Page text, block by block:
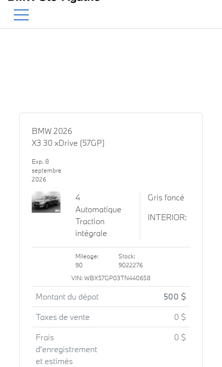
BMW 2026
X3 30 xDrive (57GP)
Exp. 8
septembre
2026
4
Automatique
Traction
intégrale
Gris foncé
INTERIOR:
Mileage:
90
Stock:
9022276
VIN: WBX57GP03TN440658
Montant du dépot
500 $
Taxes de vente
0 $
Frais
d'enregistrement
et estimés
0 $